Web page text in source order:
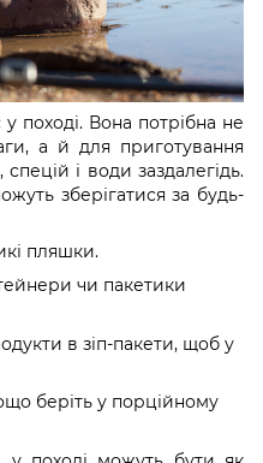
поході. Вона потрібна не
а й для приготування
і води заздалегідь.
зберігатися за будь-
пляшки.
чи пакетики
в зіп-пакети, щоб у
беріть у порційному